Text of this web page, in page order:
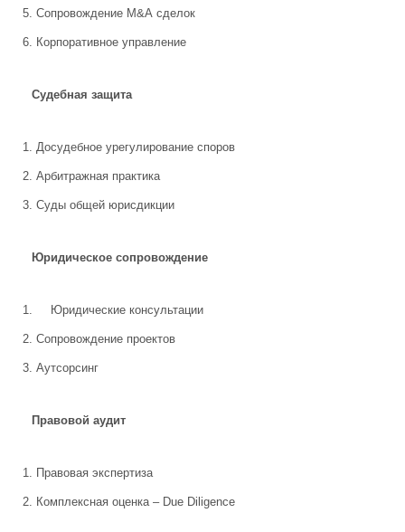
Сопровождение M&A сделок
Корпоративное управление
Судебная защита
Досудебное урегулирование споров
Арбитражная практика
Суды общей юрисдикции
Юридическое сопровождение
Юридические консультации
Сопровождение проектов
Аутсорсинг
Правовой аудит
Правовая экспертиза
Комплексная оценка – Due Diligence